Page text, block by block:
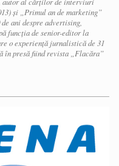
și „Primul an de marketing”
ani despre advertising,
funcția de senior-editor la
o experiență jurnalistică de 31
în presă fiind revista „Flacăra”